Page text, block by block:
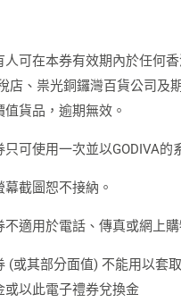
人可在本券有效期內於任何
店、祟光銅鑼灣百貨公司及
貨品，逾期無效。
只可使用一次並以GODIVA的
幕截圖恕不接納。
不適用於電話、傳真或網上購
(或其部分面值) 不能用以套
或以此電子禮券兌換金